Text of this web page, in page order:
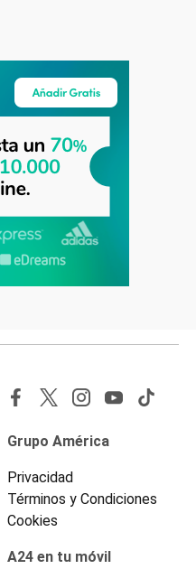
Grupo América
Privacidad
Términos y Condiciones
Cookies
A24 en tu móvil